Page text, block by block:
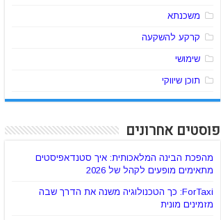
משכנתא
קרקע להשקעה
שימושי
תוכן שיווקי
פוסטים אחרונים
מהפכת הבינה המלאכותית: איך סטנדאפיסטים
מתאימים מופעים לקהל של 2026
ForTaxi: כך הטכנולוגיה משנה את הדרך שבה
מזמינים מונית